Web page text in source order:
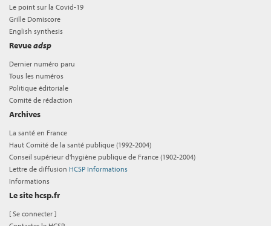
Le point sur la Covid-19
Grille Domiscore
English synthesis
Revueadsp
Dernier numéro paru
Tous les numéros
Politique éditoriale
Comité de rédaction
Archives
La santé en France
Haut Comité de la santé publique (1992-2004)
Conseil supérieur d'hygiène publique de France (1902-2004)
Lettre de diffusion HCSP Informations
Informations
Le site hcsp.fr
[Se connecter ]